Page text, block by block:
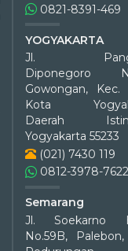
0821-8391-469
YOGYAKARTA
Jl.
Diponegoro
Gowongan, Kec.
Kota
Daerah
Yogyakarta 55233
(021) 7430 119
0812-3978-7622
Semarang
Jl. Soekarno
No.59B,